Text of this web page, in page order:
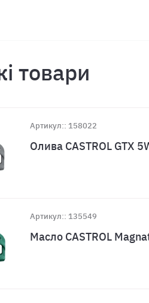
товари
Артикул:: 158022
Олива CASTROL GTX
Артикул:: 135549
Масло CASTROL